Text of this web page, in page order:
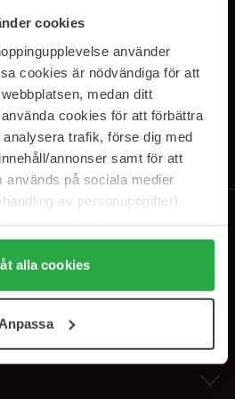
cookies
använder
cookies är nödvändiga för att
medan ditt
cookies för att förbättra
trafik, förse dig med
annonser samt för att
används på sociala medier
av personuppgifter).
alla cookies" accepterar du
"Detaljer" kan anpassa
Du kan när som helst återkalla
alla cookies
Anpassa
PÅ VÅRA
du vårIntegritetspolicy.